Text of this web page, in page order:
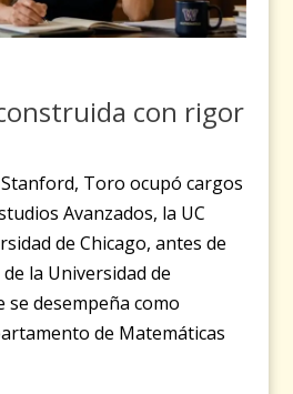
con rigor
Toro ocupó cargos
Avanzados, la UC
de Chicago, antes de
la Universidad de
desempeña como
de Matemáticas